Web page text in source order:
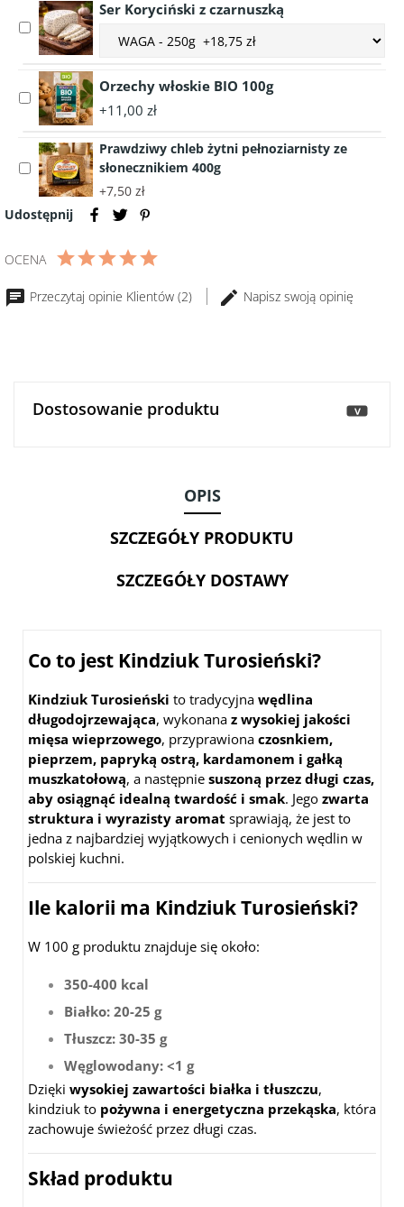
winie
160g
słoik
Musztarda
Sarepska
275g
Select
accessory
Koryciński
czarnuszką
Ser Koryciński z czarnuszką
Choose
accessory
Ser
Koryciński
czarnuszką
Select
accessory
włoskie
BIO
100g
Orzechy włoskie BIO 100g
+11,00 zł
Select
accessory
Prawdziwy
chleb
pełnoziarnisty
słonecznikiem
Prawdziwy chleb żytni pełnoziarnisty ze
słonecznikiem 400g
+7,50 zł
Udostępnij
OCENA
Przeczytaj opinie Klientów (2) Napisz swoją opinię
Dostosowanie produktu >
OPIS
SZCZEGÓŁY PRODUKTU
SZCZEGÓŁY DOSTAWY
Co to jest Kindziuk Turosieński?
Kindziuk Turosieński to tradycyjna wędlina
długodojrzewająca, wykonana z wysokiej jakości
mięsa wieprzowego, przyprawiona czosnkiem,
pieprzem, papryką ostrą, kardamonem i gałką
muszkatołową, a następnie suszoną przez długi czas,
aby osiągnąć idealną twardość i smak. Jego zwarta
struktura i wyrazisty aromat sprawiają, że jest to
jedna z najbardziej wyjątkowych i cenionych wędlin w
polskiej kuchni.
Ile kalorii ma Kindziuk Turosieński?
W 100 g produktu znajduje się około:
350-400 kcal
Białko: 20-25 g
Tłuszcz: 30-35 g
Węglowodany: <1 g
Dzięki wysokiej zawartości białka i tłuszczu,
kindziuk to pożywna i energetyczna przekąska, która
zachowuje świeżość przez długi czas.
Skład produktu